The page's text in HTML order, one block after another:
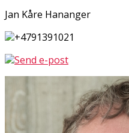
Jan Kåre Hananger
+4791391021
Send e-post